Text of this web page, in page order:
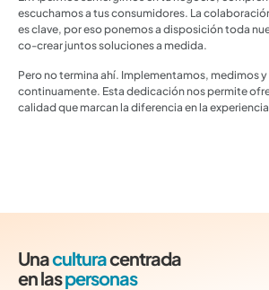
escuchamos a tus consumidores. La
es clave, por eso ponemos a disposición toda
co-crear juntos soluciones a medida.
Pero no termina ahí. Implementamos, medimos
continuamente. Esta dedicación nos permite
calidad que marcan la diferencia en la
Unaculturacentrada
en laspersonas